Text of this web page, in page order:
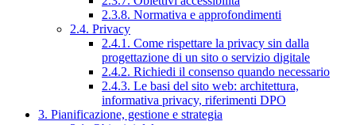
2.3.8. Normativa e approfondimenti
2.4. Privacy
2.4.1. Come rispettare la privacy sin dalla
progettazione di un sito o servizio digitale
2.4.2. Richiedi il consenso quando necessario
2.4.3. Le basi del sito web: architettura,
informativa privacy, riferimenti DPO
3. Pianificazione, gestione e strategia